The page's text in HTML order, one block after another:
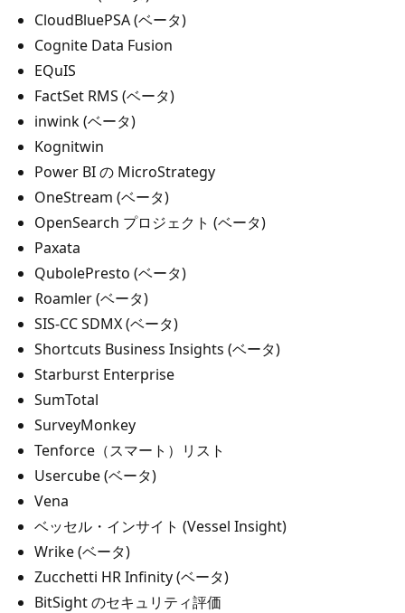
CloudBluePSA (ベータ)
Cognite Data Fusion
EQuIS
FactSet RMS (ベータ)
inwink (ベータ)
Kognitwin
Power BI の MicroStrategy
OneStream (ベータ)
OpenSearch プロジェクト (ベータ)
Paxata
QubolePresto (ベータ)
Roamler (ベータ)
SIS-CC SDMX (ベータ)
Shortcuts Business Insights (ベータ)
Starburst Enterprise
SumTotal
SurveyMonkey
Tenforce（スマート）リスト
Usercube (ベータ)
Vena
ベッセル・インサイト (Vessel Insight)
Wrike (ベータ)
Zucchetti HR Infinity (ベータ)
BitSight のセキュリティ評価